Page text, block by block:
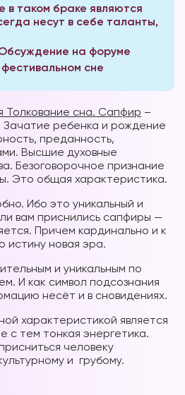
в таком браке являются
несут в себе таланты,
на форуме
сне
Толкование сна. Сапфир –
Зачатие ребенка и рождение
преданность,
Высшие духовные
Безоговорочное признание
Это общая характеристика.
Ибо это уникальный и
вам приснились сапфиры —
Причем кардинально и к
истину новая эра.
и уникальным по
И как символ подсознания
несёт и в сновидениях.
характеристикой является
с тем тонкая энергетика.
человеку
и грубому.